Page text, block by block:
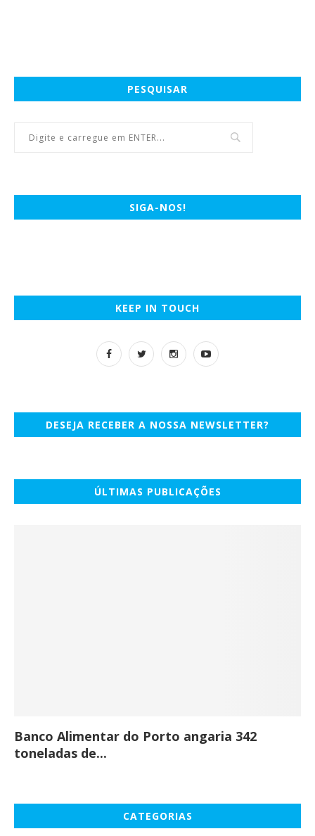
PESQUISAR
SIGA-NOS!
KEEP IN TOUCH
DESEJA RECEBER A NOSSA NEWSLETTER?
ÚLTIMAS PUBLICAÇÕES
Banco Alimentar do Porto angaria 342
toneladas de...
CATEGORIAS